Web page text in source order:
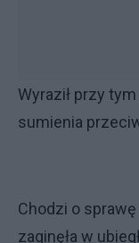
Wyraził przy
sumienia
Chodzi o
zaginęła w